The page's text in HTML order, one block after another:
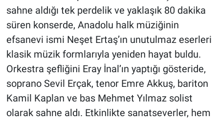
sahne aldığı tek perdelik ve yaklaşık 80 dakika
süren konserde, Anadolu halk müziğinin
efsanevi ismi Neşet Ertaş’ın unutulmaz eserleri
klasik müzik formlarıyla yeniden hayat buldu.
Orkestra şefliğini Eray İnal’ın yaptığı gösteride,
soprano Sevil Erçak, tenor Emre Akkuş, bariton
Kamil Kaplan ve bas Mehmet Yılmaz solist
olarak sahne aldı. Etkinlikte sanatseverler, hem
Popüler
Sağlık
Spor
Teknoloji